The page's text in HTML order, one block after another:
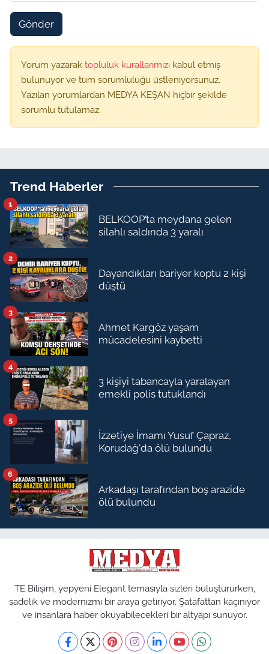
Gönder
Yorum yazarak topluluk kurallarımızı kabul etmiş
bulunuyor ve tüm sorumluluğu üstleniyorsunuz.
Yazılan yorumlardan MEDYA KEŞAN hiçbir şekilde
sorumlu tutulamaz.
Trend Haberler
BELKOOP’ta meydana gelen
silahlı saldırıda 3 yaralı
1
Dayandıkları bariyer koptu 2 kişi
düştü
2
Ahmet Kargöz yaşam
mücadelesini kaybetti
3
3 kişiyi tabancayla yaralayan
emekli polis tutuklandı
4
İzzetiye İmamı Yusuf Çapraz,
Korudağ'da ölü bulundu
5
Arkadaşı tarafından boş arazide
ölü bulundu
6
TE Bilişim, yepyeni Elegant temasıyla sizleri buluştururken,
sadelik ve modernizmi bir araya getiriyor. Şatafattan kaçınıyor
ve insanlara haber okuyabilecekleri bir altyapı sunuyor.